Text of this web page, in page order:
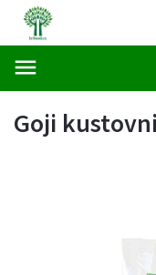
Goji